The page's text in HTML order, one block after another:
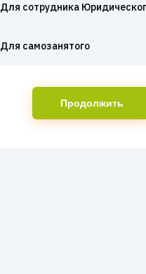
Для сотрудника
Для самозанятого
Продолжить